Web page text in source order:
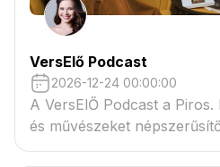
VersElő Podcast
2026-12-24 00:00:00
A VersElŐ Podcast a
és művészeket